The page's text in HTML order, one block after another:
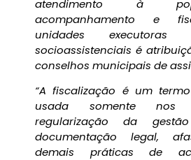
atendimento à
acompanhamento e
unidades executoras
socioassistenciais é
conselhos municipais de
“A fiscalização é um
usada somente nos
regularização da
documentação
legal,
demais práticas de